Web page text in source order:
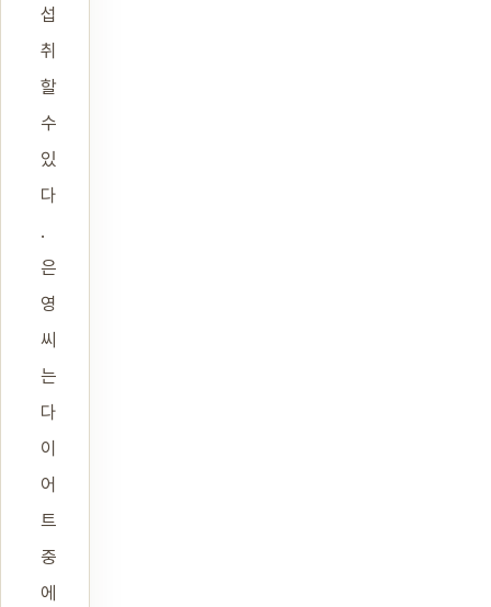
섭
취
할
수
있
다
.
은
영
씨
는
다
이
어
트
중
에